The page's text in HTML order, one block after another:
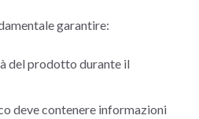
garantire:
del prodotto durante il
deve contenere informazioni